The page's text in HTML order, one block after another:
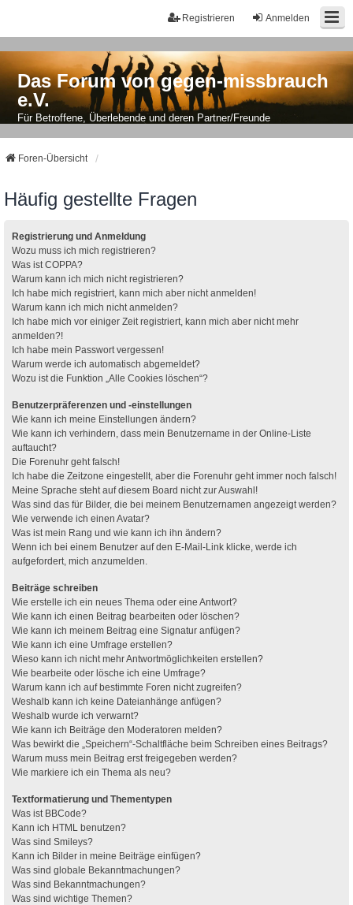
Anmelden
Registrieren
Das Forum von gegen-missbrauch
e.V.
Für Betroffene, Überlebende und deren Partner/Freunde
Foren-Übersicht
Häufig gestellte Fragen
Registrierung und Anmeldung
Wozu muss ich mich registrieren?
Was ist COPPA?
Warum kann ich mich nicht registrieren?
Ich habe mich registriert, kann mich aber nicht anmelden!
Warum kann ich mich nicht anmelden?
Ich habe mich vor einiger Zeit registriert, kann mich aber nicht mehr
anmelden?!
Ich habe mein Passwort vergessen!
Warum werde ich automatisch abgemeldet?
Wozu ist die Funktion „Alle Cookies löschen“?
Benutzerpräferenzen und -einstellungen
Wie kann ich meine Einstellungen ändern?
Wie kann ich verhindern, dass mein Benutzername in der Online-Liste
auftaucht?
Die Forenuhr geht falsch!
Ich habe die Zeitzone eingestellt, aber die Forenuhr geht immer noch falsch!
Meine Sprache steht auf diesem Board nicht zur Auswahl!
Was sind das für Bilder, die bei meinem Benutzernamen angezeigt werden?
Wie verwende ich einen Avatar?
Was ist mein Rang und wie kann ich ihn ändern?
Wenn ich bei einem Benutzer auf den E-Mail-Link klicke, werde ich
aufgefordert, mich anzumelden.
Beiträge schreiben
Wie erstelle ich ein neues Thema oder eine Antwort?
Wie kann ich einen Beitrag bearbeiten oder löschen?
Wie kann ich meinem Beitrag eine Signatur anfügen?
Wie kann ich eine Umfrage erstellen?
Wieso kann ich nicht mehr Antwortmöglichkeiten erstellen?
Wie bearbeite oder lösche ich eine Umfrage?
Warum kann ich auf bestimmte Foren nicht zugreifen?
Weshalb kann ich keine Dateianhänge anfügen?
Weshalb wurde ich verwarnt?
Wie kann ich Beiträge den Moderatoren melden?
Was bewirkt die „Speichern“-Schaltfläche beim Schreiben eines Beitrags?
Warum muss mein Beitrag erst freigegeben werden?
Wie markiere ich ein Thema als neu?
Textformatierung und Thementypen
Was ist BBCode?
Kann ich HTML benutzen?
Was sind Smileys?
Kann ich Bilder in meine Beiträge einfügen?
Was sind globale Bekanntmachungen?
Was sind Bekanntmachungen?
Was sind wichtige Themen?